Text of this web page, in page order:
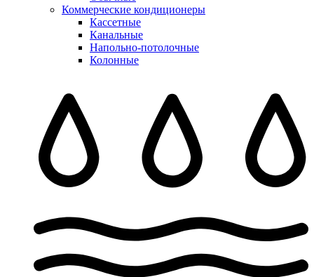
Коммерческие кондиционеры
Кассетные
Канальные
Напольно-потолочные
Колонные